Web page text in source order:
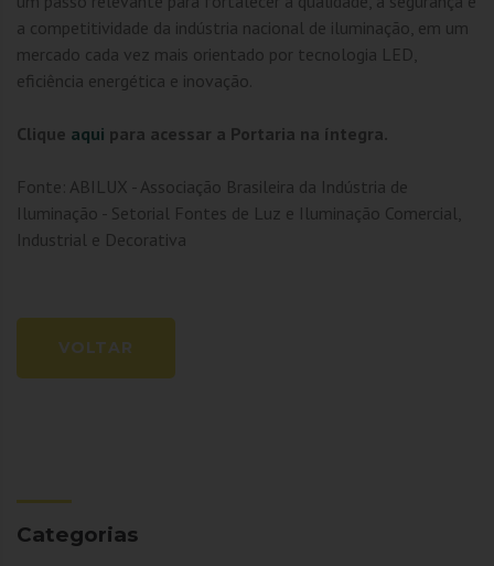
a competitividade da indústria nacional de iluminação, em um
mercado cada vez mais orientado por tecnologia LED,
eficiência energética e inovação.
Clique aqui para acessar a Portaria na íntegra.
Fonte: ABILUX - Associação Brasileira da Indústria de
Iluminação - Setorial Fontes de Luz e Iluminação Comercial,
Industrial e Decorativa
VOLTAR
Categorias